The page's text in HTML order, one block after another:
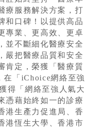
療服務解決方案，打
和口碑！以提供高品
專業、更高效、更卓
並不斷細化醫療安全
嚴把醫療品質和安全
肯定，榮獲「醫療質
在「iChoice網絡至強
得「網絡至強人氣大
憑藉始終如一的診療
港生產力促進局、香
港恆生大學、香港市